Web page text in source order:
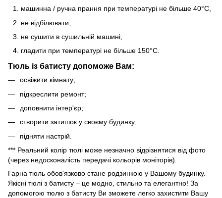
машинна / ручна прання при температурі не більше 40°C,
не відбілювати,
не сушити в сушильній машині,
гладити при температурі не більше 150°C.
Тюль із батисту допоможе Вам:
освіжити кімнату;
підкреслити ремонт;
доповнити інтер'єр;
створити затишок у своєму будинку;
підняти настрій.
*** Реальний колір тюлі може незначно відрізнятися від фото
(через недосконалість передачі кольорів моніторів).
Гарна тюль обов'язково стане родзинкою у Вашому будинку.
Якісні тюлі з батисту – це модно, стильно та елегантно! За
допомогою тюлю з батисту Ви зможете легко захистити Вашу